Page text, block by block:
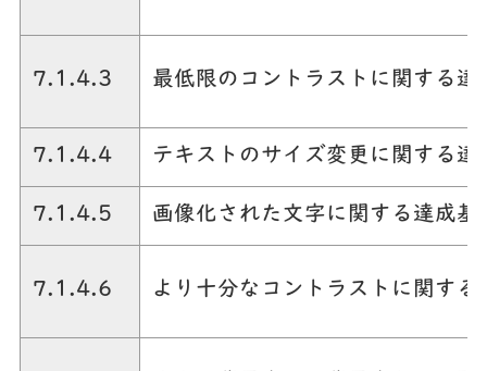
7.1.4.3 最低限のコントラストに関する達
7.1.4.4 テキストのサイズ変更に関する達
7.1.4.5 画像化された文字に関する達成基
7.1.4.6 より十分なコントラストに関する